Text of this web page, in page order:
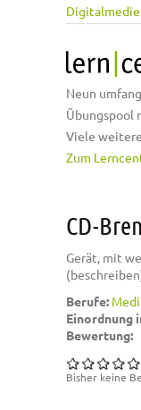
Neun
Übungspool
Viele
Zum
CD-
Gerät, mit
Berufe:
Einordnung
Bewertung:
Bisher keine